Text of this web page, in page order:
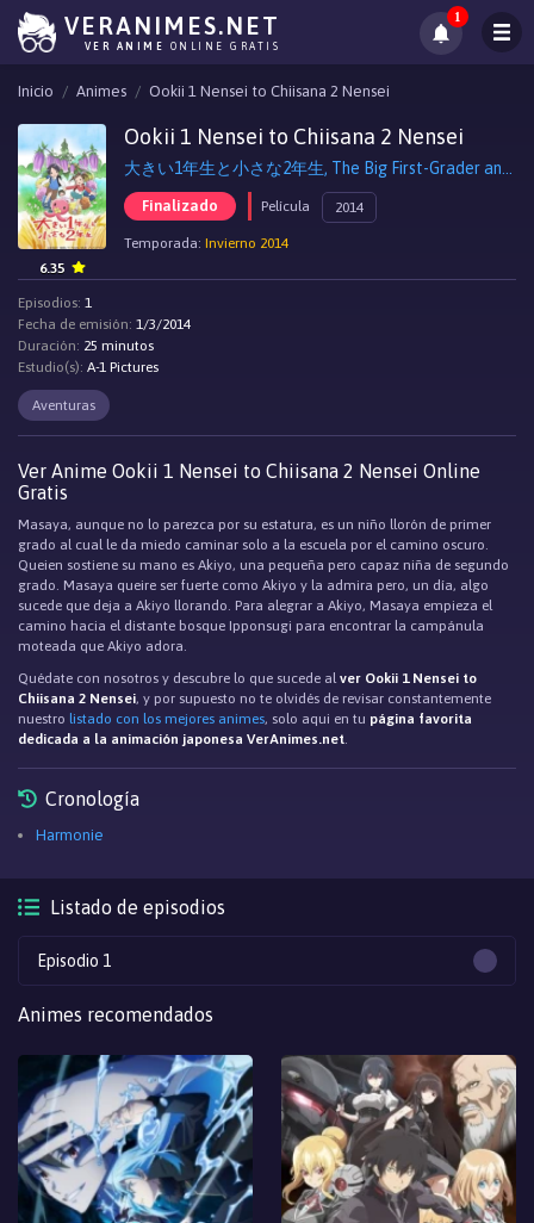
VERANIMES.NET
VER ANIME ONLINE GRATIS
1
Inicio Animes Ookii 1 Nensei to Chiisana 2 Nensei
Ookii 1 Nensei to Chiisana 2 Nensei
Finalizado Película 2014
Temporada: Invierno 2014
6.35
Episodios: 1
Fecha de emisión: 1/3/2014
Duración: 25 minutos
Estudio(s): A-1 Pictures
Aventuras
Ver Anime Ookii 1 Nensei to Chiisana 2 Nensei Online
Gratis
Masaya, aunque no lo parezca por su estatura, es un niño llorón de primer
grado al cual le da miedo caminar solo a la escuela por el camino oscuro.
Queien sostiene su mano es Akiyo, una pequeña pero capaz niña de segundo
grado. Masaya queire ser fuerte como Akiyo y la admira pero, un día, algo
sucede que deja a Akiyo llorando. Para alegrar a Akiyo, Masaya empieza el
camino hacia el distante bosque Ipponsugi para encontrar la campánula
moteada que Akiyo adora.
Quédate con nosotros y descubre lo que sucede alver Ookii 1 Nensei to
Chiisana 2 Nensei, y por supuesto no te olvidés de revisar constantemente
nuestro listado con los mejores animes, solo aqui en tu página favorita
dedicada a la animación japonesa VerAnimes.net.
Cronología
Harmonie
Listado de episodios
Episodio 1
Animes recomendados